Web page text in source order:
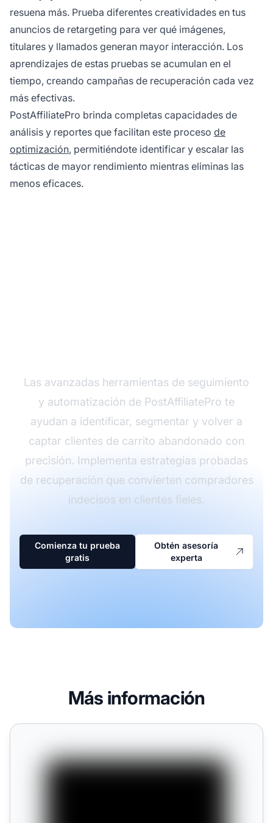
resuena más. Prueba diferentes creatividades en tus
anuncios de retargeting para ver qué imágenes,
titulares y llamados generan mayor interacción. Los
aprendizajes de estas pruebas se acumulan en el
tiempo, creando campañas de recuperación cada vez
más efectivas.
PostAffiliatePro brinda completas capacidades de
análisis y reportes que facilitan este proceso de
optimización, permitiéndote identificar y escalar las
tácticas de mayor rendimiento mientras eliminas las
menos eficaces.
Las avanzadas herramientas de seguimiento
y automatización de PostAffiliatePro te
ayudan a identificar, segmentar y volver a
captar clientes de carrito abandonado con
precisión. Implementa estrategias probadas
de recuperación que convierten compradores
indecisos en clientes fieles.
Comienza tu prueba
gratis
Obtén asesoría
experta
Más información
8 formas creativas de usar el retargeting publicitario